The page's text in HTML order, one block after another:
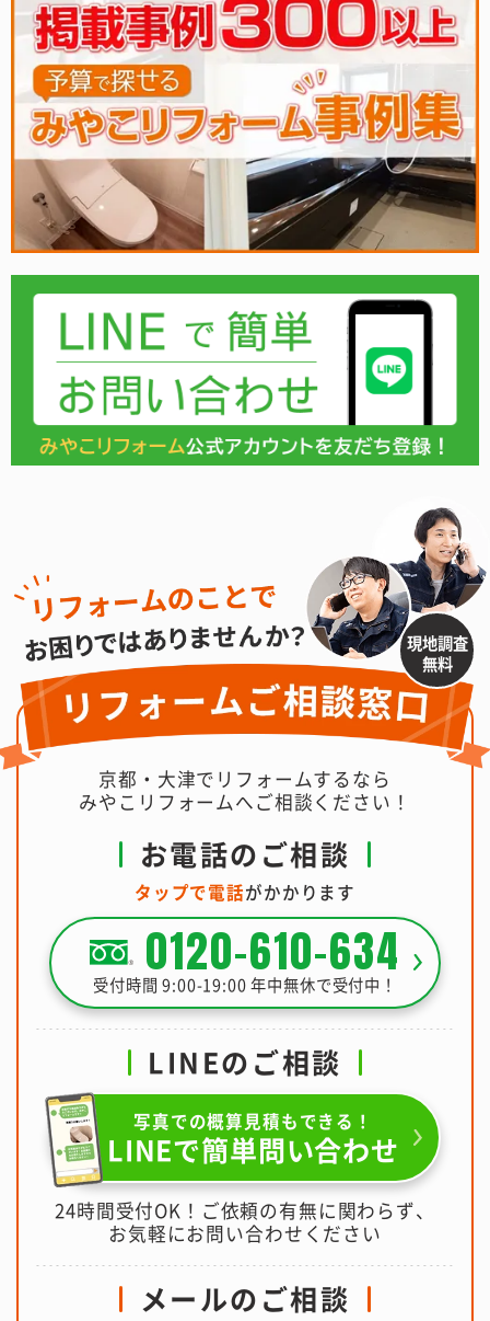
現地調査
無料
京都・大津でリフォームするなら
みやこリフォームへご相談ください！
お電話のご相談
タップで電話がかかります
0120-610-634
受付時間 9:00-19:00 年中無休で受付中！
LINEのご相談
写真での概算見積もできる！
LINEで簡単問い合わせ
24時間受付OK！ご依頼の有無に関わらず、
お気軽にお問い合わせください
メールのご相談